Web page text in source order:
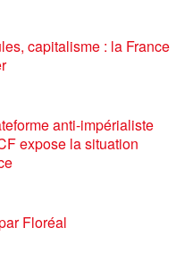
capitalisme : la France
anti-impérialiste
expose la situation
Floréal